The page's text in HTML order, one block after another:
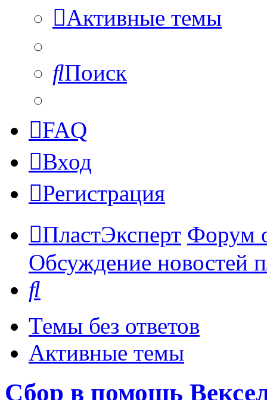
Активные темы
Поиск
FAQ
Вход
Регистрация
ПластЭксперт Форум
Обсуждение новостей
Темы без ответов
Активные темы
Сбор в помощь